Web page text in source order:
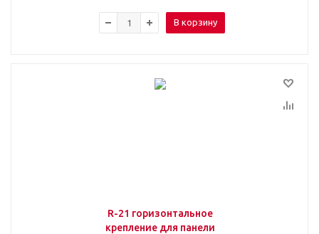
В корзину
R-21 горизонтальное
крепление для панели